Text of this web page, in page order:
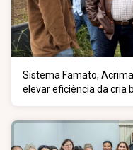
Sistema Famato,
elevar eficiência da cria